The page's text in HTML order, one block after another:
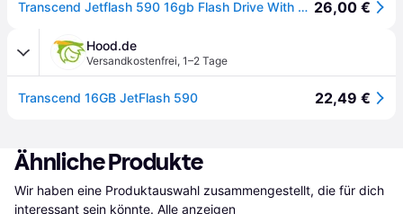
Transcend Jetflash 590 16gb Flash Drive With Usb2.0 Connector Black, Ts16gjf590k 26,00 €
Hood.de
Versandkostenfrei, 1–2 Tage
Transcend 16GB JetFlash 590 22,49 €
Ähnliche Produkte
Wir haben eine Produktauswahl zusammengestellt, die für dich
interessant sein könnte. Alle anzeigen